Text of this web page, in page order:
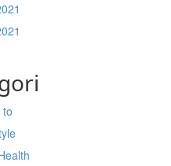
to